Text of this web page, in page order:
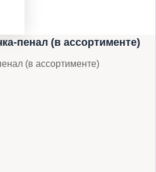
пенал (в ассортименте)
(в ассортименте)